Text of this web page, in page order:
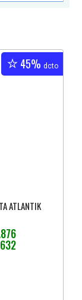
45% dcto
ATLANTIK